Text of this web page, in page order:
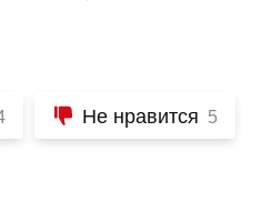
Не нравится 5